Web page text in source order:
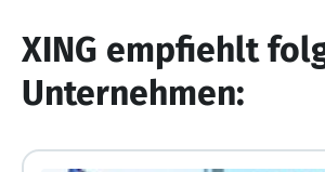
XING empfiehlt
Unternehmen: